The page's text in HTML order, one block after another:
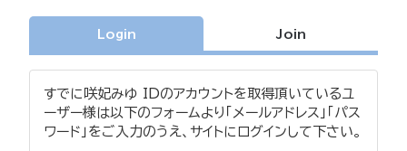
Login Join
すでに咲妃みゆ IDのアカウントを取得頂いているユ
ーザー様は以下のフォームより「メールアドレス」「パス
ワード」をご入力のうえ、サイトにログインして下さい。